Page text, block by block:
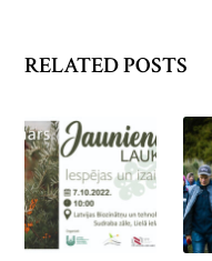
RELATED POSTS